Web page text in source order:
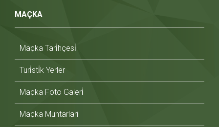
MAÇKA
Maçka Tari̇hçesi̇
Turi̇sti̇k Yerler
Maçka Foto Galeri̇
Maçka Muhtarlari